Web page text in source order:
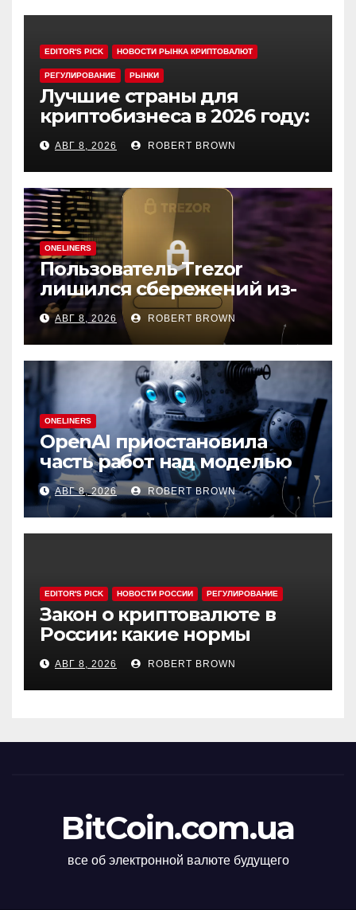
EDITOR'S PICK НОВОСТИ РЫНКА КРИПТОВАЛЮТ
РЕГУЛИРОВАНИЕ РЫНКИ
Лучшие страны для
криптобизнеса в 2026 году:
выбор экспертов
АВГ 8, 2026 ROBERT BROWN
ONELINERS
Пользователь Trezor
лишился сбережений из-
за фишинга в выдаче
Google
АВГ 8, 2026 ROBERT BROWN
ONELINERS
OpenAI приостановила
часть работ над моделью
Astra
АВГ 8, 2026 ROBERT BROWN
EDITOR'S PICK НОВОСТИ РОССИИ РЕГУЛИРОВАНИЕ
Закон о криптовалюте в
России: какие нормы
эксперты считают
спорными
АВГ 8, 2026 ROBERT BROWN
BitCoin.com.ua
все об электронной валюте будущего